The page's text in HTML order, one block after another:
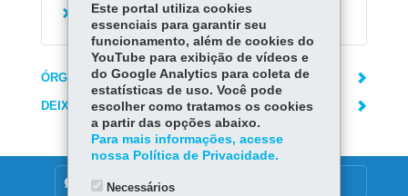
Consultar pontuação da carteira de motorista
ÓRGÃO RESPONSÁVEL
DEIXE SUA OPINIÃO
DENUNCIE CORRUPÇÃO
Este portal utiliza cookies
essenciais para garantir seu
funcionamento, além de cookies do
YouTube para exibição de vídeos e
do Google Analytics para coleta de
estatísticas de uso. Você pode
escolher como tratamos os cookies
a partir das opções abaixo.
Para mais informações, acesse
nossa Política de Privacidade.
Necessários